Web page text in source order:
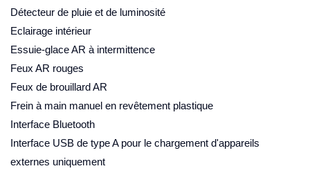
Détecteur de pluie et de luminosité
Eclairage intérieur
Essuie-glace AR à intermittence
Feux AR rouges
Feux de brouillard AR
Frein à main manuel en revêtement plastique
Interface Bluetooth
Interface USB de type A pour le chargement d'appareils
externes uniquement